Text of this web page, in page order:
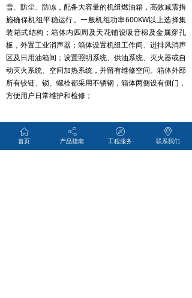
雪、防尘、防冻，配备大容量的机组燃油箱，高效减震措
施确保机组平稳运行。一般机组功率600KW以上选择集
装箱式结构；箱体内四周及天花铺设吸音棉及金属穿孔
板，外置工业消声器；箱体设置机组工作间、进排风消声
区及日用油箱间；设置照明系统、供油系统、灭火器或自
动灭火系统、空间加热系统，并留有维修空间。箱体外部
所有铰链、锁、螺栓都采用不锈钢，箱体两侧设有侧门，
方便用户日常维护和检修；
ꀇ
首页
ꀲ
产品指南
ꁀ
工程服务
ꀷ
联系我们